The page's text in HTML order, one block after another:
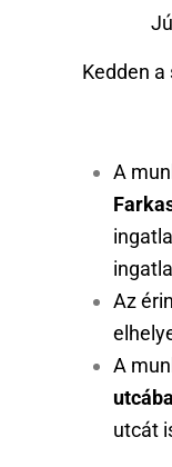
Kedden
A
Az
A
utcát